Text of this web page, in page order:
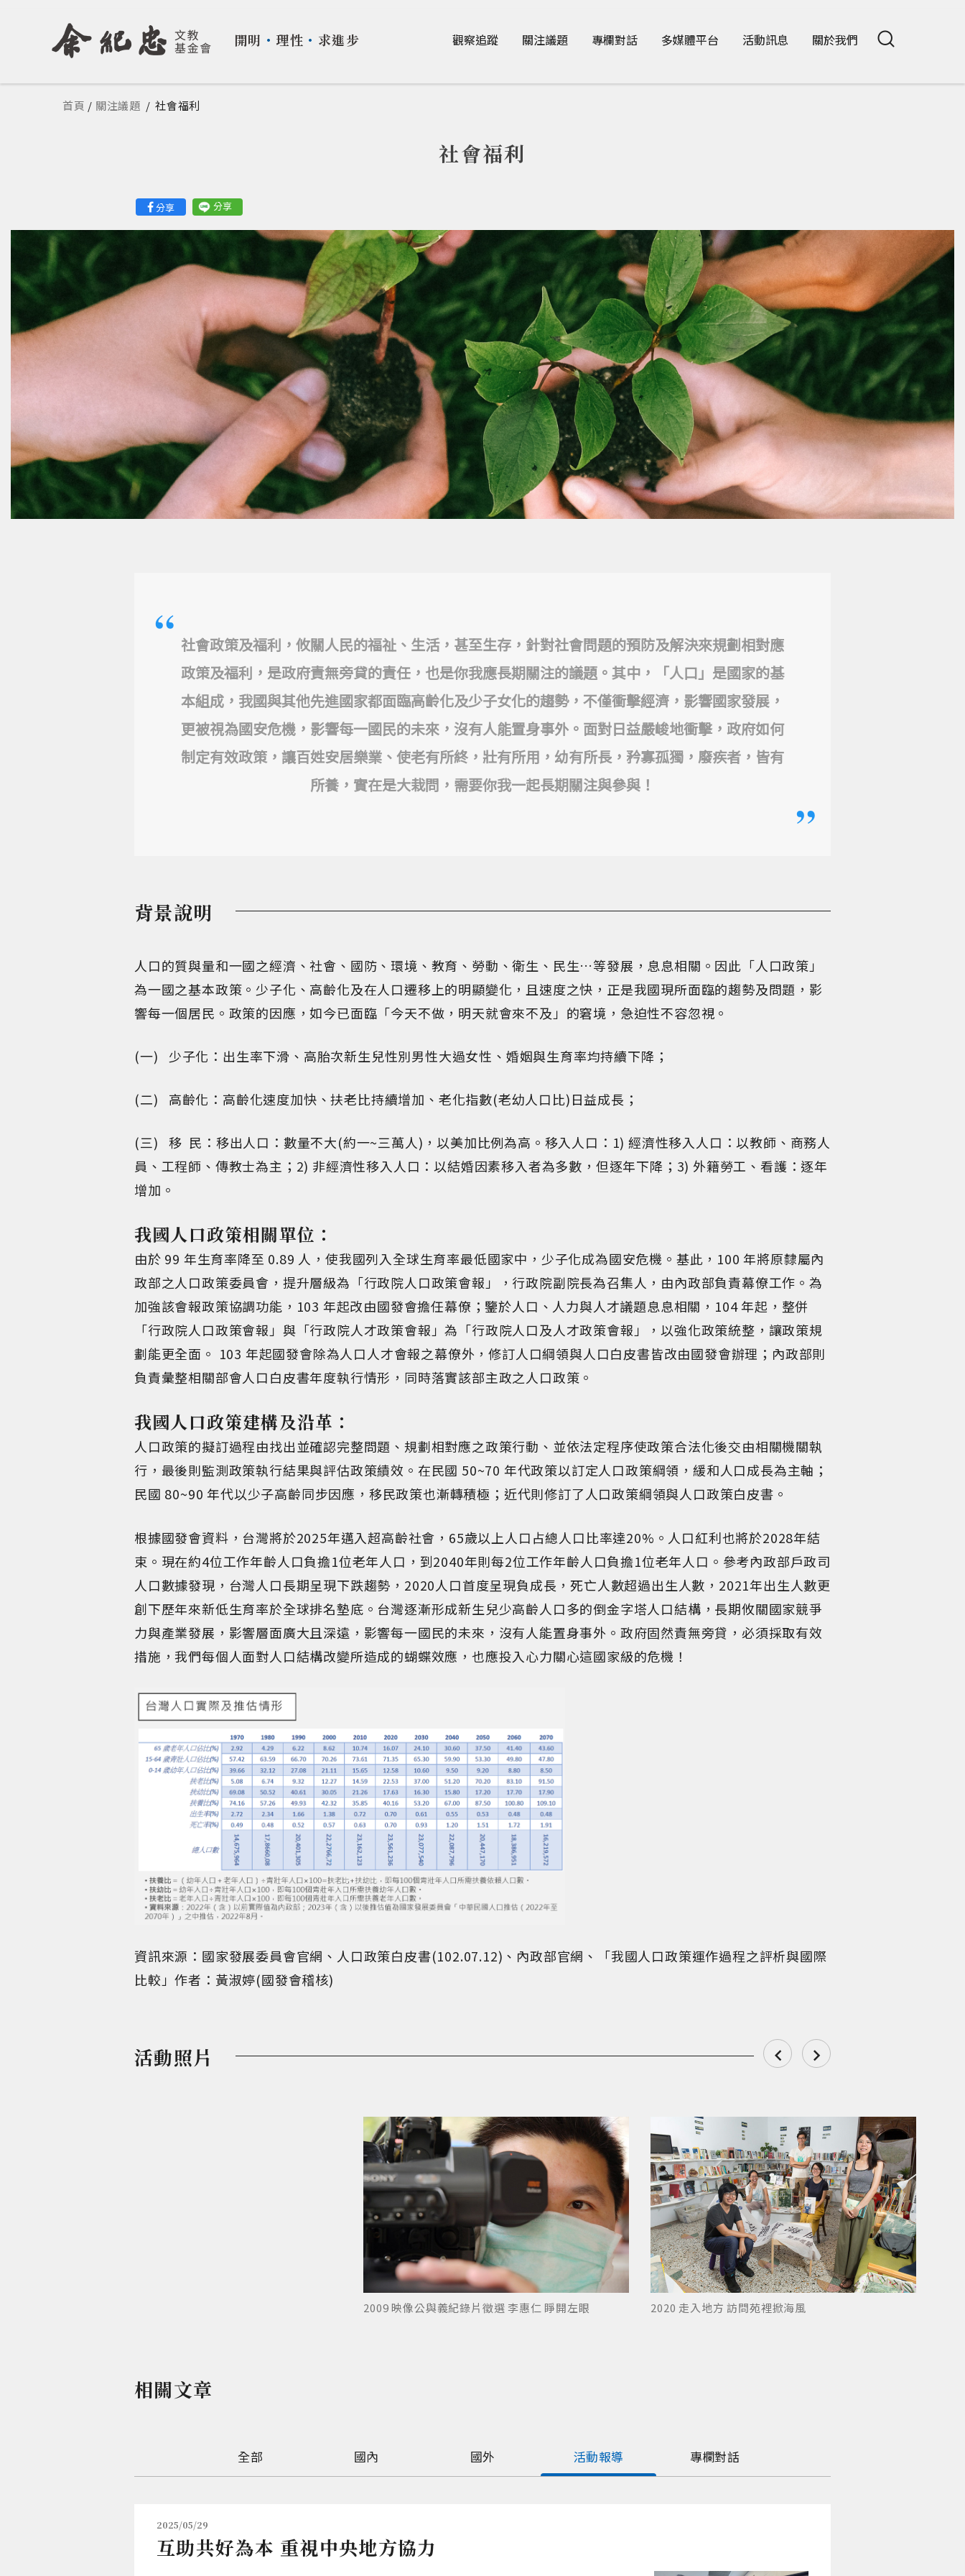
開明 ・ 理性 ・ 求進步 觀察追蹤 關注議題 專欄對話 多媒體平台 活動訊息 關於我們
您在這裡
首頁 / 關注議題 / 社會福利
社會福利
分享 分享
社會政策及福利，攸關人民的福祉、生活，甚至生存，針對社會問題的預防及解決來規劃相對應
政策及福利，是政府責無旁貸的責任，也是你我應長期關注的議題。其中，「人口」是國家的基
本組成，我國與其他先進國家都面臨高齡化及少子女化的趨勢，不僅衝擊經濟，影響國家發展，
更被視為國安危機，影響每一國民的未來，沒有人能置身事外。面對日益嚴峻地衝擊，政府如何
制定有效政策，讓百姓安居樂業、使老有所終，壯有所用，幼有所長，矜寡孤獨，廢疾者，皆有
所養，實在是大栽問，需要你我一起長期關注與參與！
背景說明
人口的質與量和一國之經濟、社會、國防、環境、教育、勞動、衛生、民生…等發展，息息相關。因此「人口政策」
為一國之基本政策。少子化、高齡化及在人口遷移上的明顯變化，且速度之快，正是我國現所面臨的趨勢及問題，影
響每一個居民。政策的因應，如今已面臨「今天不做，明天就會來不及」的窘境，急迫性不容忽視。
(一) 少子化：出生率下滑、高胎次新生兒性別男性大過女性、婚姻與生育率均持續下降；
(二) 高齡化：高齡化速度加快、扶老比持續增加、老化指數(老幼人口比)日益成長；
(三) 移 民：移出人口：數量不大(約一~三萬人)，以美加比例為高。移入人口：1) 經濟性移入人口：以教師、商務人
員、工程師、傳教士為主；2) 非經濟性移入人口：以結婚因素移入者為多數，但逐年下降；3) 外籍勞工、看護：逐年
增加。
我國人口政策相關單位：
由於 99 年生育率降至 0.89 人，使我國列入全球生育率最低國家中，少子化成為國安危機。基此，100 年將原隸屬內
政部之人口政策委員會，提升層級為「行政院人口政策會報」，行政院副院長為召集人，由內政部負責幕僚工作。為
加強該會報政策協調功能，103 年起改由國發會擔任幕僚；鑒於人口、人力與人才議題息息相關，104 年起，整併
「行政院人口政策會報」與「行政院人才政策會報」為「行政院人口及人才政策會報」，以強化政策統整，讓政策規
劃能更全面。 103 年起國發會除為人口人才會報之幕僚外，修訂人口綱領與人口白皮書皆改由國發會辦理；內政部則
負責彙整相關部會人口白皮書年度執行情形，同時落實該部主政之人口政策。
我國人口政策建構及沿革：
人口政策的擬訂過程由找出並確認完整問題、規劃相對應之政策行動、並依法定程序使政策合法化後交由相關機關執
行，最後則監測政策執行結果與評估政策績效。在民國 50~70 年代政策以訂定人口政策綱領，緩和人口成長為主軸；
民國 80~90 年代以少子高齡同步因應，移民政策也漸轉積極；近代則修訂了人口政策綱領與人口政策白皮書。
根據國發會資料，台灣將於2025年邁入超高齡社會，65歲以上人口占總人口比率達20%。人口紅利也將於2028年結
束。現在約4位工作年齡人口負擔1位老年人口，到2040年則每2位工作年齡人口負擔1位老年人口。參考內政部戶政司
人口數據發現，台灣人口長期呈現下跌趨勢，2020人口首度呈現負成長，死亡人數超過出生人數，2021年出生人數更
創下歷年來新低生育率於全球排名墊底。台灣逐漸形成新生兒少高齡人口多的倒金字塔人口結構，長期攸關國家競爭
力與產業發展，影響層面廣大且深遠，影響每一國民的未來，沒有人能置身事外。政府固然責無旁貸，必須採取有效
措施，我們每個人面對人口結構改變所造成的蝴蝶效應，也應投入心力關心這國家級的危機！
資訊來源：國家發展委員會官網、人口政策白皮書(102.07.12)、內政部官網、「我國人口政策運作過程之評析與國際
比較」作者：黃淑婷(國發會稽核)
活動照片
2009 映像公與義紀錄片徵選 李惠仁 睜開左眼 2020 走入地方 訪問苑裡掀海風
相關文章
全部 國內 國外 活動報導 專欄對話
2025/05/29
互助共好為本 重視中央地方協力